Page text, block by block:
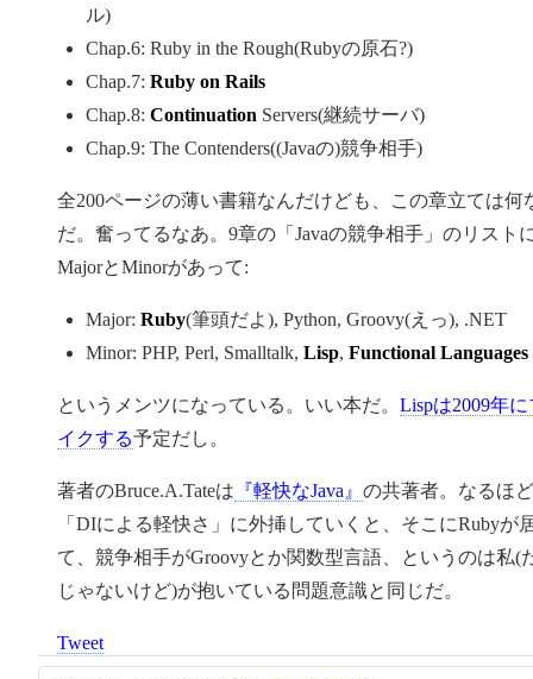
ル)
Chap.6: Ruby in the Rough(Rubyの原石?)
Chap.7: Ruby on Rails
Chap.8: Continuation Servers(継続サーバ)
Chap.9: The Contenders((Javaの)競争相手)
全200ページの薄い書籍なんだけども、この章立ては何
だ。奮ってるなあ。9章の「Javaの競争相手」のリスト
MajorとMinorがあって:
Major: Ruby(筆頭だよ), Python, Groovy(えっ), .NET
Minor: PHP, Perl, Smalltalk, Lisp, Functional Languages
というメンツになっている。いい本だ。 Lispは2009年
イクする予定だし。
著者のBruce.A.Tateは 『軽快なJava』 の共著者。なるほ
「DIによる軽快さ」に外挿していくと、そこにRubyが
て、競争相手がGroovyとか関数型言語、というのは私(
じゃないけど)が抱いている問題意識と同じだ。
Tweet